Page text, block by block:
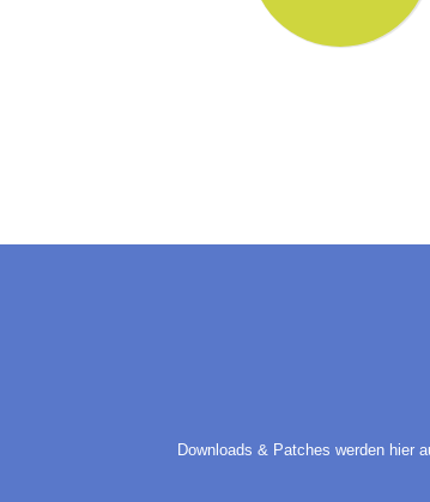
Downloads & Patches werden hier